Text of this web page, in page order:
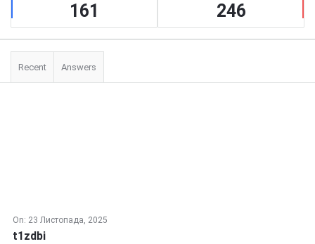
161 246
Recent Answers
On: 23 Листопада, 2025
t1zdbi